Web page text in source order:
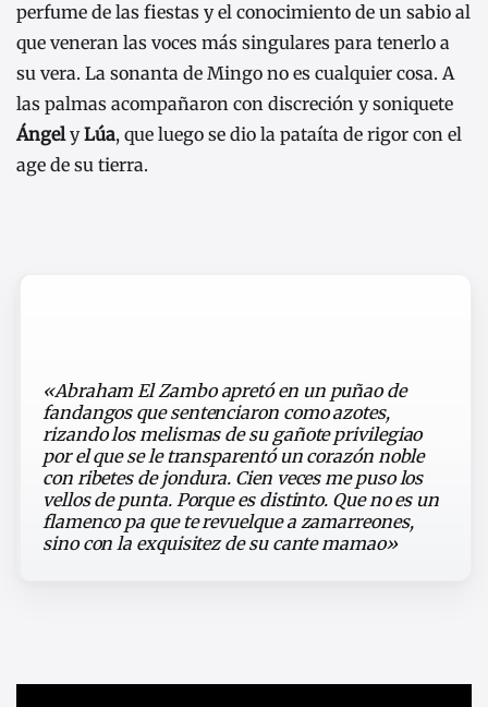
perfume de las fiestas y el conocimiento de un sabio al
que veneran las voces más singulares para tenerlo a
su vera. La sonanta de Mingo no es cualquier cosa. A
las palmas acompañaron con discreción y soniquete
ÁngelyLúa, que luego se dio la pataíta de rigor con el
age de su tierra.
«Abraham El Zambo apretó en un puñao de
fandangos que sentenciaron como azotes,
rizando los melismas de su gañote privilegiao
por el que se le transparentó un corazón noble
con ribetes de jondura. Cien veces me puso los
vellos de punta. Porque es distinto. Que no es un
flamenco pa que te revuelque a zamarreones,
sino con la exquisitez de su cante mamao»